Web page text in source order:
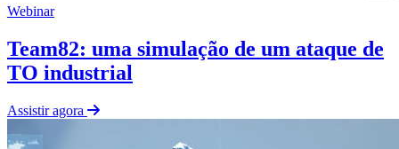
Webinar
Team82: uma simulação de um ataque de
TO industrial
Assistir agora